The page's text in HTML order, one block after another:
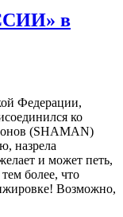
в
Федерации,
ко
(SHAMAN)
назрела
и может петь,
более, что
Возможно,